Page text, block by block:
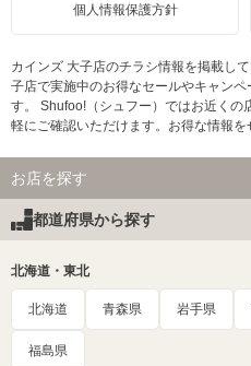
個人情報保護方針
カインズ 大子店のチラシ情報を掲載し
子店で実施中のお得なセールやキャン
す。 Shufoo!（シュフー）ではお近くの
軽にご確認いただけます。お得な情報を
お店を探す
都道府県から探す
北海道・東北
北海道 青森県 岩手県
福島県